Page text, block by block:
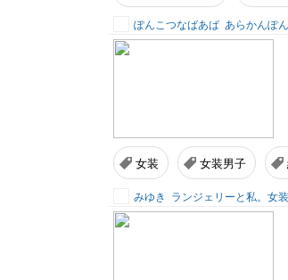
ぽんこつなばあば あらかんぽ
女装 女装男子
みゆき ランジェリーと私。女